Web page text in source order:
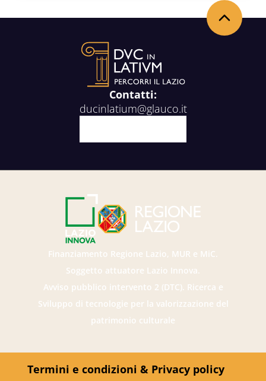
Contatti:
ducinlatium@glauco.it
Finanziamento Regione Lazio, MUR e MiC.
Soggetto attuatore Lazio Innova.
Avviso pubblico intervento 2 (DTC). Ricerca e
Sviluppo di tecnologie per la valorizzazione del
patrimonio culturale
Termini e condizioni & Privacy policy
Back to the top